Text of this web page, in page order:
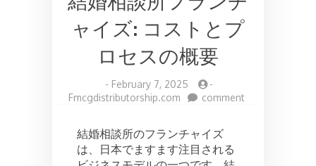
ャイズ: コストとプ
ロセスの概要
- February 7, 2025
-
Fmcgdistributorship.com
commenton
結婚相談所のフランチャイズ
は、日本でますます注目される